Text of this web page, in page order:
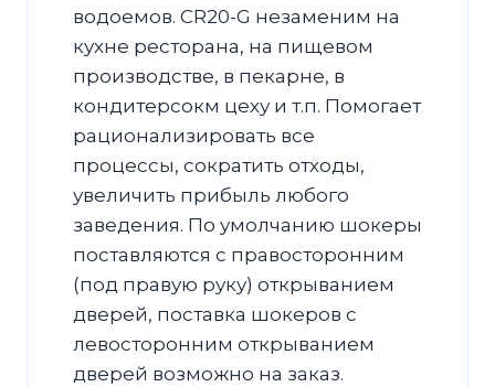
водоемов. CR20-G незаменим на
кухне ресторана, на пищевом
производстве, в пекарне, в
кондитерсокм цеху и т.п. Помогает
рационализировать все
процессы, сократить отходы,
увеличить прибыль любого
заведения. По умолчанию шокеры
поставляются с правосторонним
(под правую руку) открыванием
дверей, поставка шокеров с
левосторонним открыванием
дверей возможно на заказ.